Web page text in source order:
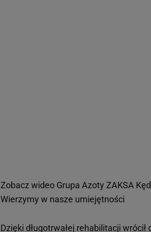
Zobacz wideo Grupa Azoty ZAKSA
Wierzymy w nasze umiejętności
Dzięki długotrwałej rehabilitacji